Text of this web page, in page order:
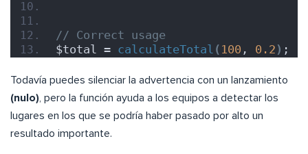
// Correct usage
$total = calculateTotal ( 100 , 0.2 ) ;
Todavía puedes silenciar la advertencia con un lanzamiento
(nulo), pero la función ayuda a los equipos a detectar los
lugares en los que se podría haber pasado por alto un
resultado importante.